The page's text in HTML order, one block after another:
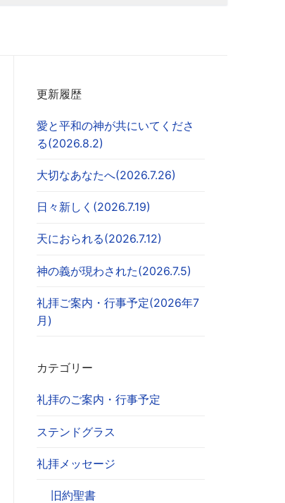
更新履歴
愛と平和の神が共にいてくださ
る(2026.8.2)
大切なあなたへ(2026.7.26)
日々新しく(2026.7.19)
天におられる(2026.7.12)
神の義が現わされた(2026.7.5)
礼拝ご案内・行事予定(2026年7
月)
カテゴリー
礼拝のご案内・行事予定
ステンドグラス
礼拝メッセージ
旧約聖書